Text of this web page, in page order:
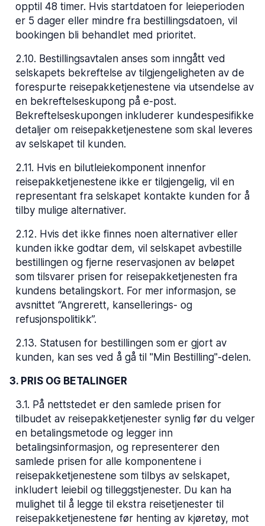
opptil 48 timer. Hvis startdatoen for leieperioden
er 5 dager eller mindre fra bestillingsdatoen, vil
bookingen bli behandlet med prioritet.
2.10. Bestillingsavtalen anses som inngått ved
selskapets bekreftelse av tilgjengeligheten av de
forespurte reisepakketjenestene via utsendelse av
en bekreftelseskupong på e-post.
Bekreftelseskupongen inkluderer kundespesifikke
detaljer om reisepakketjenestene som skal leveres
av selskapet til kunden.
2.11. Hvis en bilutleiekomponent innenfor
reisepakketjenestene ikke er tilgjengelig, vil en
representant fra selskapet kontakte kunden for å
tilby mulige alternativer.
2.12. Hvis det ikke finnes noen alternativer eller
kunden ikke godtar dem, vil selskapet avbestille
bestillingen og fjerne reservasjonen av beløpet
som tilsvarer prisen for reisepakketjenesten fra
kundens betalingskort. For mer informasjon, se
avsnittet “Angrerett, kansellerings- og
refusjonspolitikk”.
2.13. Statusen for bestillingen som er gjort av
kunden, kan ses ved å gå til "Min Bestilling"-delen.
3. PRIS OG BETALINGER
3.1. På nettstedet er den samlede prisen for
tilbudet av reisepakketjenester synlig før du velger
en betalingsmetode og legger inn
betalingsinformasjon, og representerer den
samlede prisen for alle komponentene i
reisepakketjenestene som tilbys av selskapet,
inkludert leiebil og tilleggstjenester. Du kan ha
mulighet til å legge til ekstra reisetjenester til
reisepakketjenestene før henting av kjøretøy, mot